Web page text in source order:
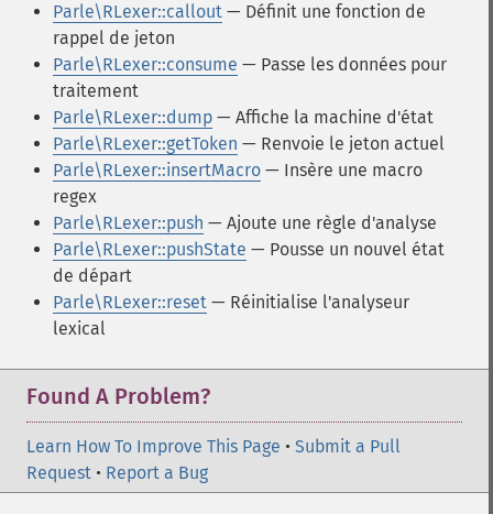
Parle\RLexer::callout — Définit une fonction de
rappel de jeton
Parle\RLexer::consume — Passe les données pour
traitement
Parle\RLexer::dump — Affiche la machine d'état
Parle\RLexer::getToken — Renvoie le jeton actuel
Parle\RLexer::insertMacro — Insère une macro
regex
Parle\RLexer::push — Ajoute une règle d'analyse
Parle\RLexer::pushState — Pousse un nouvel état
de départ
Parle\RLexer::reset — Réinitialise l'analyseur
lexical
Found A Problem?
Learn How To Improve This Page • Submit a Pull
Request • Report a Bug